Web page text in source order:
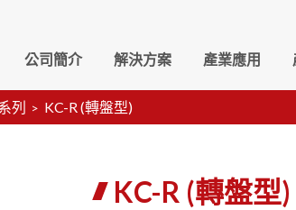
公司簡介
解決方案 產業應用
列 KC-R (轉盤型)
KC-R (轉盤型)